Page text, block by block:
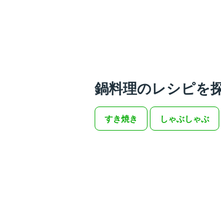
鍋料理のレシピを
すき焼き しゃぶしゃぶ